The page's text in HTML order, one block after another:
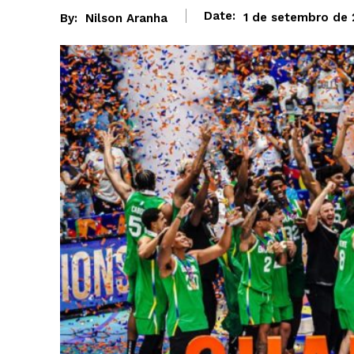
By: Nilson Aranha Date: 1 de setembro de